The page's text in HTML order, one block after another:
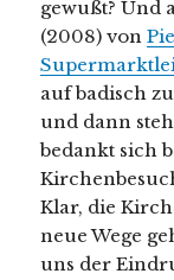
gewußt? Und
(2008) von
auf badisch
und dann
bedankt sich
Klar, die
neue Wege
uns der